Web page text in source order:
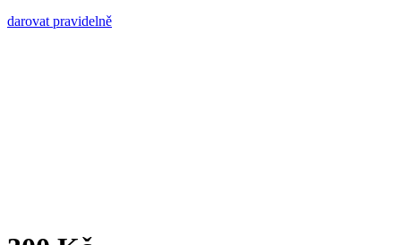
darovat pravidelně